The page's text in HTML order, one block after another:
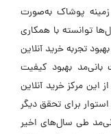
زمینه پوشاک به‌صورت
این سال‌ها توانسته با همکاری
بهبود تجربه خرید آنلاین
بانی‌مد بهبود کیفیت
مرکز خرید آنلاین
برای تحقق دیگر
طی سال‌های اخیر